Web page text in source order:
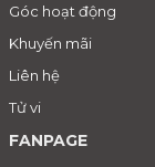
Góc hoạt động
Khuyến mãi
Liên hệ
Tử vi
FANPAGE